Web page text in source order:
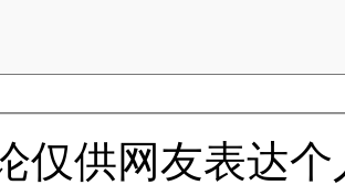
仅供网友表达